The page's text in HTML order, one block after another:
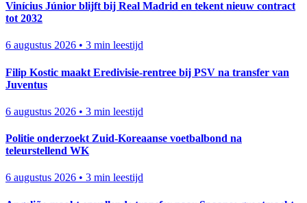
Vinícius Júnior blijft bij Real Madrid en tekent nieuw contract
tot 2032
6 augustus 2026 • 3 min leestijd
Filip Kostic maakt Eredivisie-rentree bij PSV na transfer van
Juventus
6 augustus 2026 • 3 min leestijd
Politie onderzoekt Zuid-Koreaanse voetbalbond na
teleurstellend WK
6 augustus 2026 • 3 min leestijd